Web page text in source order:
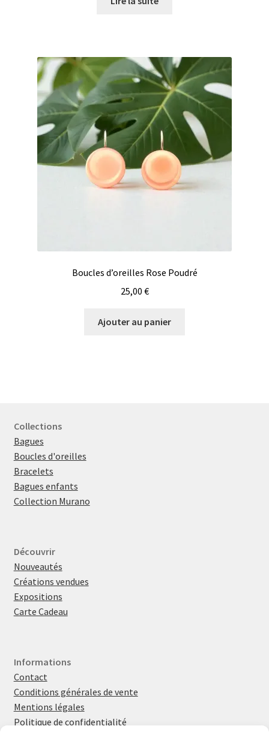
Boucles d’oreilles Rose Poudré
25,00 €
Ajouter au panier
Collections
Bagues
Boucles d'oreilles
Bracelets
Bagues enfants
Collection Murano
Découvrir
Nouveautés
Créations vendues
Expositions
Carte Cadeau
Informations
Contact
Conditions générales de vente
Mentions légales
Politique de confidentialité